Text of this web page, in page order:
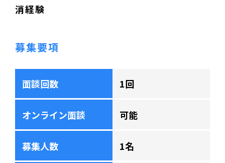
消経験
募集要項
面談回数 1回
オンライン面談 可能
募集人数 1名